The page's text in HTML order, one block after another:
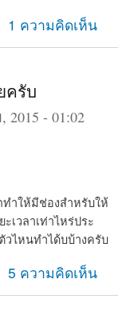
ลย
1 ความคิดเห็น
ครับ
- 01:02
ทำให้มีช่องสำหรับให้
เวลาเท่าไหร่ประ
วไหนทำได้บบ้างครับ
ครับ
5 ความคิดเห็น